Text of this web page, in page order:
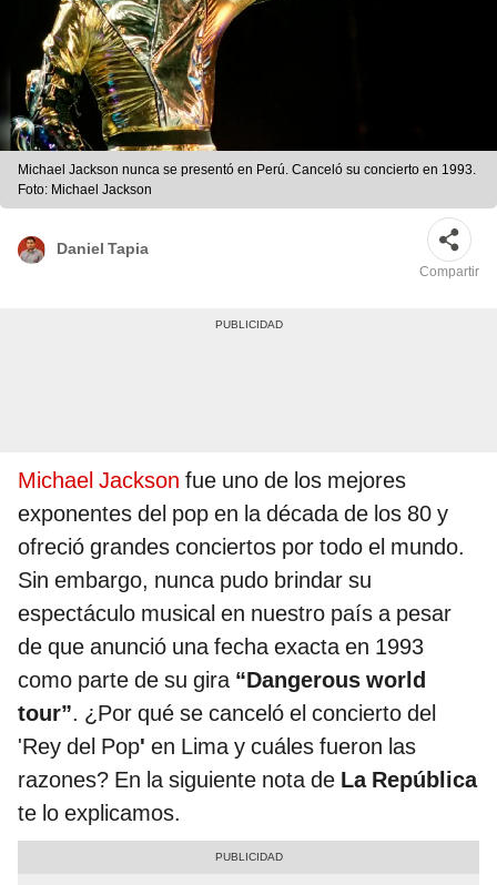
Michael Jackson nunca se presentó en Perú. Canceló su concierto en 1993.
Foto: Michael Jackson
Daniel Tapia
Compartir
Michael Jackson fue uno de los mejores
exponentes del pop en la década de los 80 y
ofreció grandes conciertos por todo el mundo.
Sin embargo, nunca pudo brindar su
espectáculo musical en nuestro país a pesar
de que anunció una fecha exacta en 1993
como parte de su gira “Dangerous world
tour”. ¿Por qué se canceló el concierto del
'Rey del Pop' en Lima y cuáles fueron las
razones? En la siguiente nota de La República
te lo explicamos.